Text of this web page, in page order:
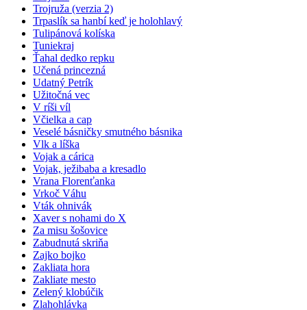
Trojruža (verzia 2)
Trpaslík sa hanbí keď je holohlavý
Tulipánová kolíska
Tuniekraj
Ťahal dedko repku
Učená princezná
Udatný Petrík
Užitočná vec
V ríši víl
Včielka a cap
Veselé básničky smutného básnika
Vlk a líška
Vojak a cárica
Vojak, ježibaba a kresadlo
Vrana Florenťanka
Vrkoč Váhu
Vták ohnivák
Xaver s nohami do X
Za misu šošovice
Zabudnutá skriňa
Zajko bojko
Zakliata hora
Zakliate mesto
Zelený klobúčik
Zlahohlávka